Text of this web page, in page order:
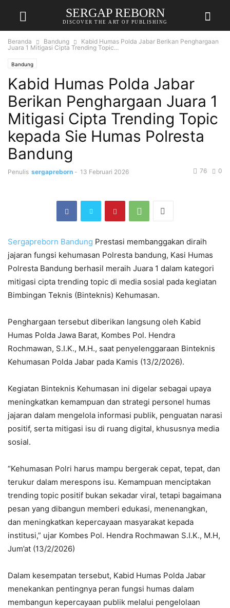
SERGAP REBORN
DISCOVER THE ART OF PUBLISHING
Beranda Bandung
Kabid Humas Polda Jabar Berikan Penghargaan
Juara 1 Mitigasi Cipta Trending Topic...
Bandung
Kabid Humas Polda Jabar
Berikan Penghargaan Juara 1
Mitigasi Cipta Trending Topic
kepada Sie Humas Polresta
Bandung
Penulis sergapreborn - 13 Februari 2026 0
76
Sergapreborn Bandung Prestasi membanggakan diraih
jajaran fungsi kehumasan Polresta bandung, Kasi Humas
Polresta Bandung berhasil meraih Juara 1 dalam kategori
mitigasi cipta trending topic di media sosial pada kegiatan
Bimbingan Teknis (Binteknis) Kehumasan.
Penghargaan tersebut diberikan langsung oleh Kabid
Humas Polda Jawa Barat, Kombes Pol. Hendra
Rochmawan, S.I.K., M.H., saat penyelenggaraan Binteknis
Kehumasan Polda Jabar pada Kamis (13/2/2026).
Kegiatan Binteknis Kehumasan ini digelar sebagai upaya
meningkatkan kemampuan dan strategi personel humas
jajaran dalam mengelola informasi publik, penguatan narasi
positif, serta mitigasi isu di ruang digital, khususnya media
sosial.
“Kehumasan Polri harus mampu bergerak cepat, tepat, dan
terukur dalam merespons isu. Kemampuan menciptakan
trending topic positif bukan sekadar viral, tetapi bagaimana
pesan yang dibangun memberi edukasi, menenangkan,
dan meningkatkan kepercayaan masyarakat kepada
institusi,” ujar Kombes Pol. Hendra Rochmawan S.I.K., M.H,
Jum’at (13/2/2026)
Dalam kesempatan tersebut, Kabid Humas Polda Jabar
menekankan pentingnya peran fungsi humas dalam
membangun kepercayaan publik melalui pengelolaan